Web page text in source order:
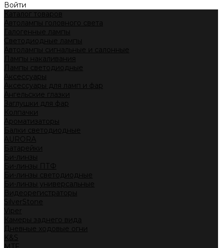
Войти
Каталог товаров
Автолампы головного света
Галогенные лампы
Светодиодные лампы
Автолампы сигнальные и салонные
Лампы накаливания
Лампы светодиодные
Аксессуары
Аксессуары для ламп и фар
Ангельские глазки
Заглушки для фар
Колпачки
Ароматизаторы
Балки светодиодные
AURORA
Батарейки
Би-линзы
Би-линзы ПТФ
Би-линзы светодиодные
Би-линзы универсальные
Видеорегистраторы
SilverStone
Viper
Камеры заднего вида
Дневные ходовые огни
K&S